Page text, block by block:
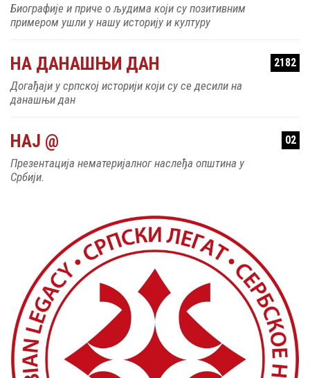
Биографије и приче о људима који су позитивним
примером ушли у нашу историју и културу
НА ДАНАШЊИ ДАН 2182
Догађаји у српској историји који су се десили на
данашњи дан
НАЈ @ 02
Презентација нематеријалног наслеђа општина у
Србији.